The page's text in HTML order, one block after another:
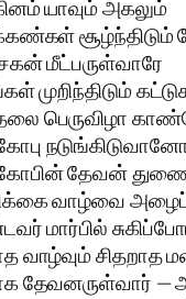
யாவும் அகலும்
மீட்பருள்வாரே
முறிந்திடும்
பெருவிழா
தேவன்
வாழ்வை
மார்பில்
வாழ்வும் சிதறாத
தேவனருள்வார்